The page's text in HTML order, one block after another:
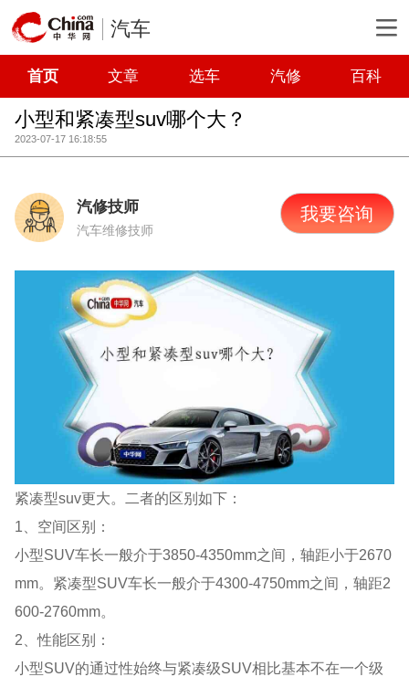
汽车
首页 文章 选车 汽修 百科
小型和紧凑型suv哪个大？
2023-07-17 16:18:55
汽修技师
汽车维修技师
我要咨询
紧凑型suv更大。二者的区别如下：
1、空间区别：
小型SUV车长一般介于3850-4350mm之间，轴距小于2670
mm。紧凑型SUV车长一般介于4300-4750mm之间，轴距2
600-2760mm。
2、性能区别：
小型SUV的通过性始终与紧凑级SUV相比基本不在一个级